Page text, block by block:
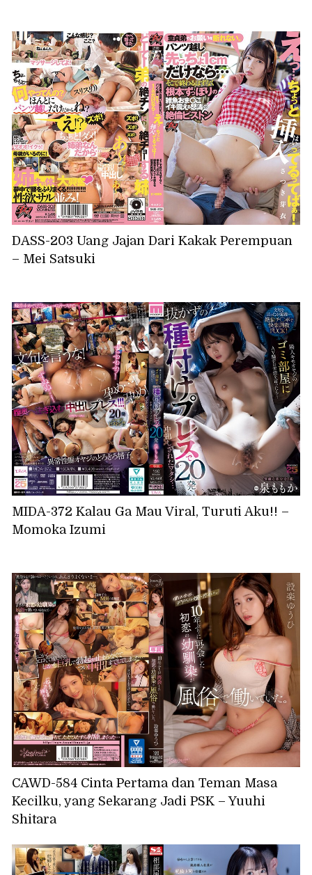
DASS-203 Uang Jajan Dari Kakak Perempuan
– Mei Satsuki
MIDA-372 Kalau Ga Mau Viral, Turuti Aku!! –
Momoka Izumi
CAWD-584 Cinta Pertama dan Teman Masa
Kecilku, yang Sekarang Jadi PSK – Yuuhi
Shitara